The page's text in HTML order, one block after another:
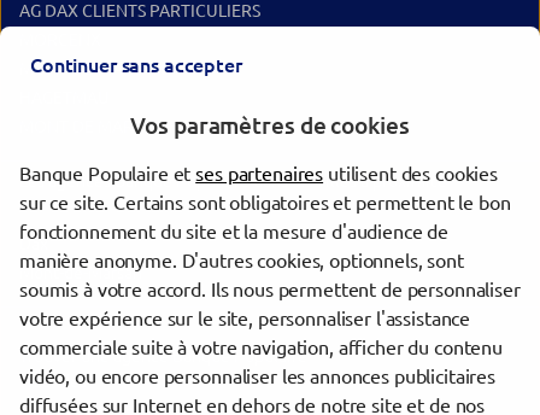
AG DAX CLIENTS PARTICULIERS
MONT DE MARSAN
MONT DE MARSAN FOCH
Les agences Banque Populaire dans les villes à proximité
Dax
Mont-de-Marsan
Trouver une agence Banque Populaire
Landes
Tartas
Continuer sans accepter
Vos paramètres de cookies
Banque Populaire etses partenaires utilisent des cookies
sur ce site. Certains sont obligatoires et permettent le bon
fonctionnement du site et la mesure d'audience de
manière anonyme. D'autres cookies, optionnels, sont
soumis à votre accord. Ils nous permettent de personnaliser
votre expérience sur le site, personnaliser l'assistance
commerciale suite à votre navigation, afficher du contenu
vidéo, ou encore personnaliser les annonces publicitaires
diffusées sur Internet en dehors de notre site et de nos